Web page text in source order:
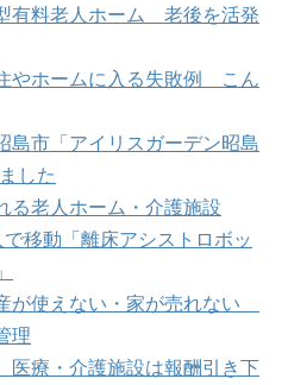
有料老人ホーム 老後を活発
やホームに入る失敗例 こん
市「アイリスガーデン昭島
した
る老人ホーム・介護施設
移動「離床アシストロボッ
が使えない・家が売れない
理
療・介護施設は報酬引き下